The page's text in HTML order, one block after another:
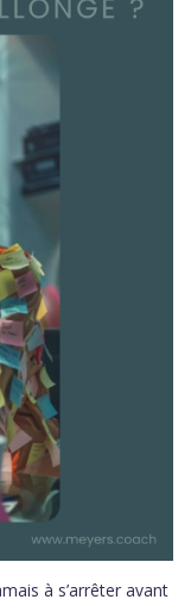
à s’arrêter avant